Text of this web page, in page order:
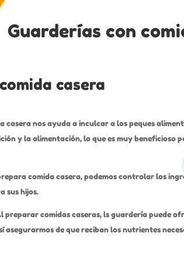
Guarderías con
casera
casera nos ayuda a inculcar a los peques
y la alimentación, lo que es muy beneficioso
comida casera, podemos controlar los
sus hijos.
preparar comidas caseras, ls guardería puede
asegurarmos de que reciban los nutrientes